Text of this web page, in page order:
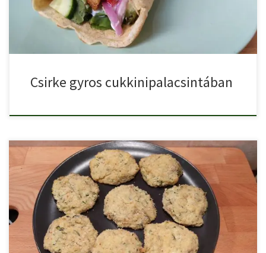
Csirke gyros cukkinipalacsintában
Egy finom, vega, húsmentes, diétás recept a ricottás cukkinifasírt
sütőben. […]